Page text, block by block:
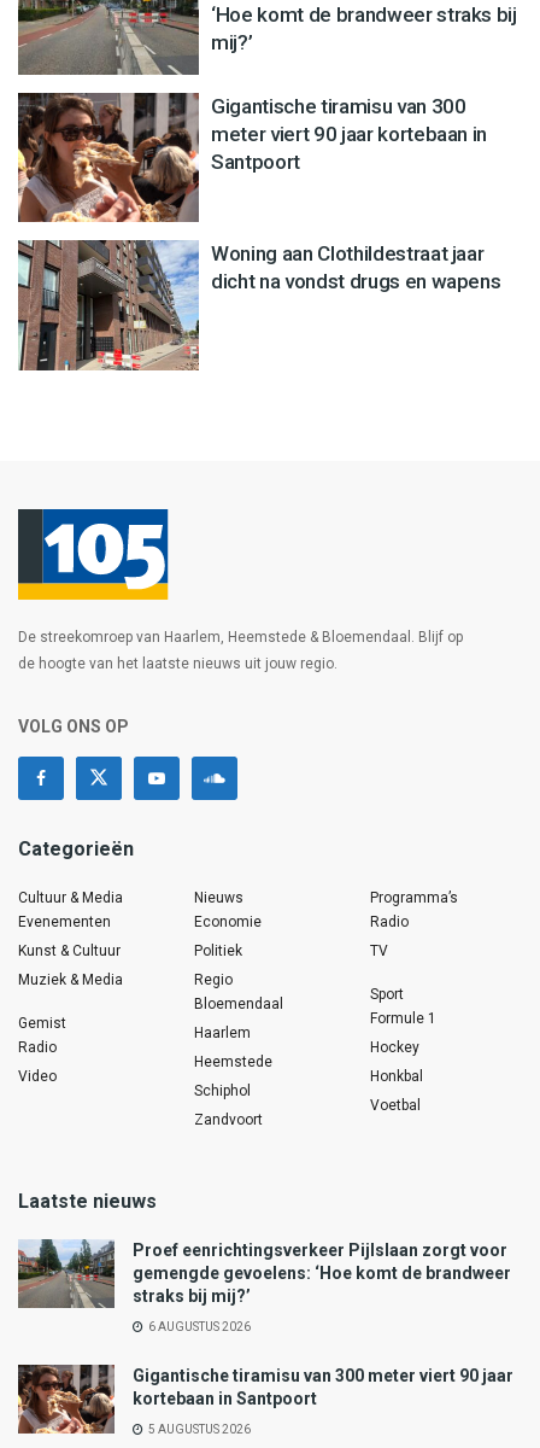
‘Hoe komt de brandweer straks bij
mij?’
Gigantische tiramisu van 300
meter viert 90 jaar kortebaan in
Santpoort
Woning aan Clothildestraat jaar
dicht na vondst drugs en wapens
De streekomroep van Haarlem, Heemstede & Bloemendaal. Blijf op
de hoogte van het laatste nieuws uit jouw regio.
VOLG ONS OP
Categorieën
Cultuur & Media
Evenementen
Kunst & Cultuur
Muziek & Media
Gemist
Radio
Video
Nieuws
Economie
Politiek
Regio
Bloemendaal
Haarlem
Heemstede
Schiphol
Zandvoort
Programma’s
Radio
TV
Sport
Formule 1
Hockey
Honkbal
Voetbal
Laatste nieuws
Proef eenrichtingsverkeer Pijlslaan zorgt voor
gemengde gevoelens: ‘Hoe komt de brandweer
straks bij mij?’
6 AUGUSTUS 2026
Gigantische tiramisu van 300 meter viert 90 jaar
kortebaan in Santpoort
5 AUGUSTUS 2026